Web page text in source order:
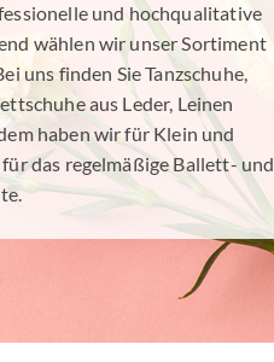
und hochqualitative
wählen wir unser Sortiment
uns finden Sie Tanzschuhe,
aus Leder, Leinen
haben wir für Klein und
das regelmäßige Ballett- und